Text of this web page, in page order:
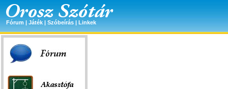
Fórum | Játék | Szóbeírás | Linkek